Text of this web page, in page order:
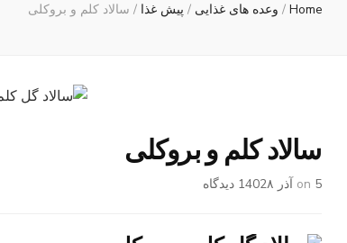
Home
/ وعده های غذایی/ پیش غذا/ سالاد کلم و بروکلی
سالاد کلم و بروکلی
on 5 آذر 1402 ۸ دیدگاه